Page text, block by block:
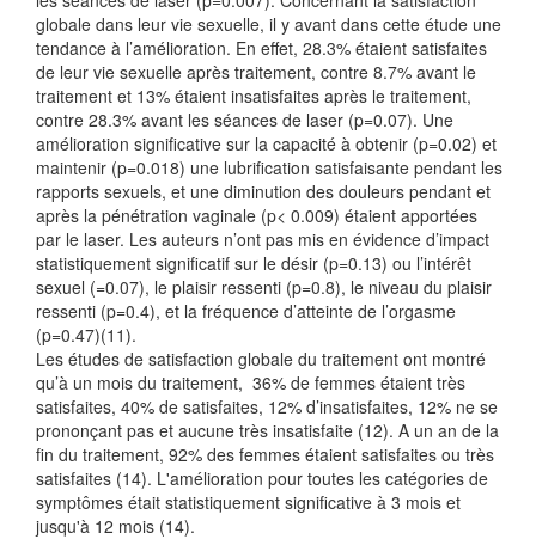
globale dans leur vie sexuelle, il y avant dans cette étude une
tendance à l’amélioration. En effet, 28.3% étaient satisfaites
de leur vie sexuelle après traitement, contre 8.7% avant le
traitement et 13% étaient insatisfaites après le traitement,
contre 28.3% avant les séances de laser (p=0.07). Une
amélioration significative sur la capacité à obtenir (p=0.02) et
maintenir (p=0.018) une lubrification satisfaisante pendant les
rapports sexuels, et une diminution des douleurs pendant et
après la pénétration vaginale (p< 0.009) étaient apportées
par le laser. Les auteurs n’ont pas mis en évidence d’impact
statistiquement significatif sur le désir (p=0.13) ou l’intérêt
sexuel (=0.07), le plaisir ressenti (p=0.8), le niveau du plaisir
ressenti (p=0.4), et la fréquence d’atteinte de l’orgasme
(p=0.47)(11).
Les études de satisfaction globale du traitement ont montré
qu’à un mois du traitement, 36% de femmes étaient très
satisfaites, 40% de satisfaites, 12% d’insatisfaites, 12% ne se
prononçant pas et aucune très insatisfaite (12). A un an de la
fin du traitement, 92% des femmes étaient satisfaites ou très
satisfaites (14). L'amélioration pour toutes les catégories de
symptômes était statistiquement significative à 3 mois et
jusqu'à 12 mois (14).